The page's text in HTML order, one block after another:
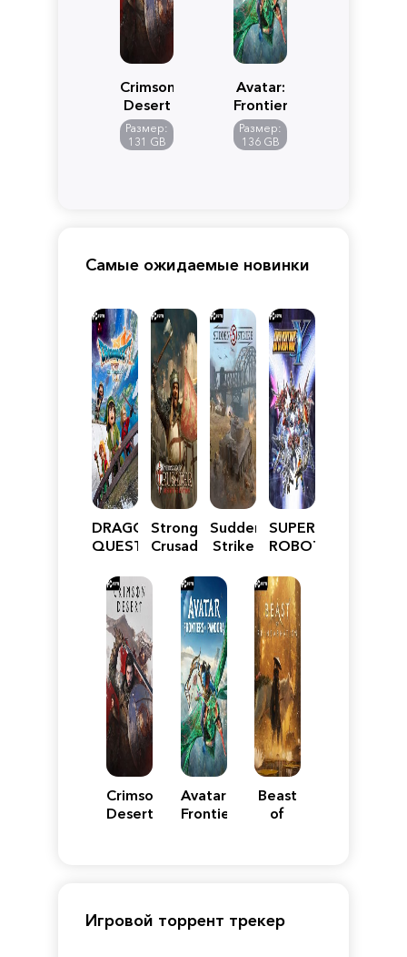
Crimson
Desert
Размер:
131 GB
Avatar:
Frontiers
of
Pandora
Размер:
136 GB
Самые ожидаемые новинки
DRAGON
QUEST
Reimagined
Stronghold
Crusader:
Edition
Sudden
Strike
SUPER
ROBOT
Y
Crimson
Desert
Avatar:
Frontiers
Beast
of
Игровой торрент трекер